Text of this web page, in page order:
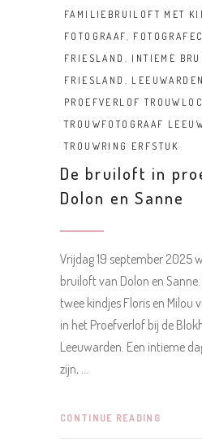
FAMILIEBRUILOFT MET
FOTOGRAAF,
FRIESLAND , INTIEME
FRIESLAND ,
PROEFVERLOF
TROUWFOTOGRAAF
TROUWRING ERFSTUK
De bruiloft in
Dolon en Sanne
Vrijdag 19 september 2025
bruiloft van Dolon en
twee kindjes Floris en Milou
in het Proefverlof bij de
Leeuwarden. Een intieme
zijn,
CONTINUE READING